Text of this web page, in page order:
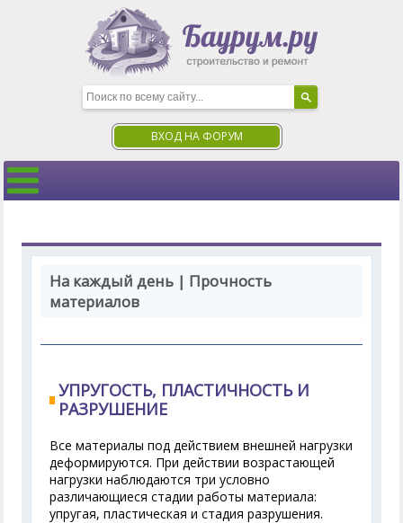
ВХОД НА ФОРУМ
На каждый день | Прочность
материалов
УПРУГОСТЬ, ПЛАСТИЧНОСТЬ И
РАЗРУШЕНИЕ
Все материалы под действием внешней нагрузки
деформируются. При действии возрастающей
нагрузки наблюдаются три условно
различающиеся стадии работы материала:
упругая, пластическая и стадия разрушения.